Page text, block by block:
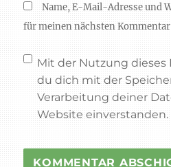
Name, E-Mail-Adresse und
für meinen nächsten
Mit der Nutzung dieses
du dich mit der
Verarbeitung deiner
Website einverstanden.